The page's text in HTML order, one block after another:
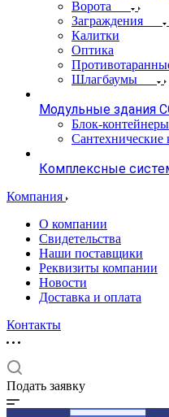
Ворота
Заграждения
Калитки
Оптика
Шлагбаумы
Модульные здания
Блок-контейнеры
Сантехнические
Комплексные
Компания
О компании
Свидетельства
Наши поставщики
Реквизиты компании
Новости
Доставка и оплата
Контакты
Подать заявку